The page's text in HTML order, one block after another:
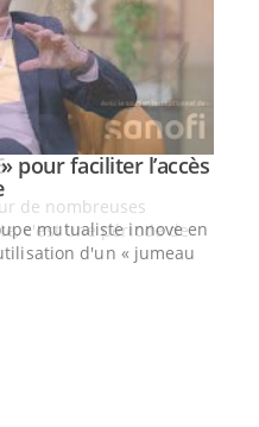
pour faciliter l’accès
Youtube
mutualiste innove en
d'un « jumeau